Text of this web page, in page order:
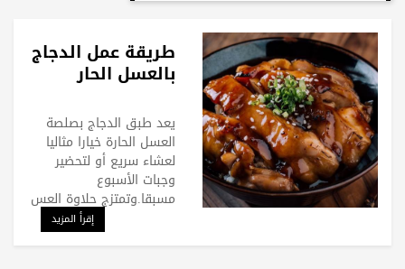
طريقة عمل الدجاج
بالعسل الحار
يعد طبق الدجاج بصلصة
العسل الحارة خيارا مثاليا
لعشاء سريع أو لتحضير
وجبات الأسبوع
مسبقا.وتمتزج حلاوة العس
إقرأ المزيد